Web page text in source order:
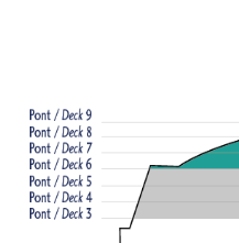
Carrières
Médias